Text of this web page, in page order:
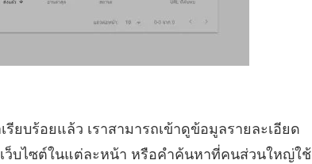
รียบร้อยแล้ว เราสามารถเข้าดูข้อมูลรายละเอียด
ว็บไซต์ในแต่ละหน้า หรือคำค้นหาที่คนส่วนใหญ่ใช้